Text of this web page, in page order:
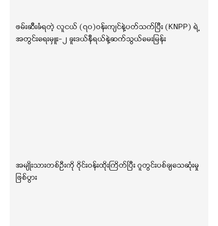
ဖမ်းဆီးခံရတဲ့ လူငယ် (၇၀)ဝန်းကျင်နဲ့ပတ်သက်ပြီး (KNPP) ရဲ့
အတွင်းရေးမှူး-၂ ခူးဒယ်နီရယ်နဲ့ဆက်သွယ်မေးမြန်း
အမျိုးသားတစ်ဦးကို ဝိုင်းဝန်းထိုးကြိတ်ပြီး ဂူတွင်းပစ်ချသေဆုံးမှု
ဖြစ်ပွား